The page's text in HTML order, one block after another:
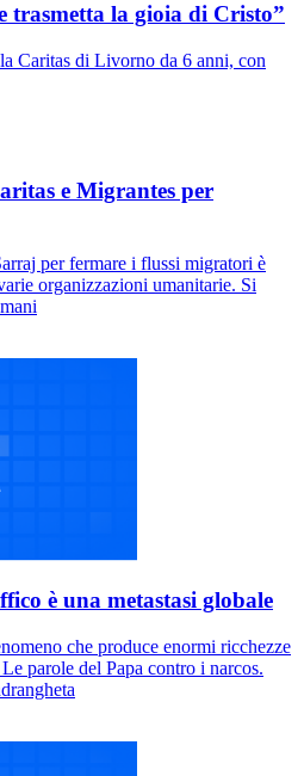
trasmetta la gioia di Cristo”
Caritas di Livorno da 6 anni, con
e Migrantes per
per fermare i flussi migratori è
organizzazioni umanitarie. Si
è una metastasi globale
che produce enormi ricchezze
parole del Papa contro i narcos.